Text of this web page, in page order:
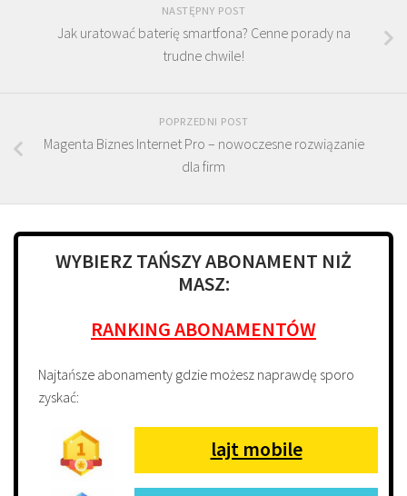
NASTĘPNY POST
Jak uratować baterię smartfona? Cenne porady na
trudne chwile!
POPRZEDNI POST
Magenta Biznes Internet Pro – nowoczesne rozwiązanie
dla firm
WYBIERZ TAŃSZY ABONAMENT NIŻ
MASZ:
RANKING ABONAMENTÓW
Najtańsze abonamenty gdzie możesz naprawdę sporo
zyskać:
lajt mobile